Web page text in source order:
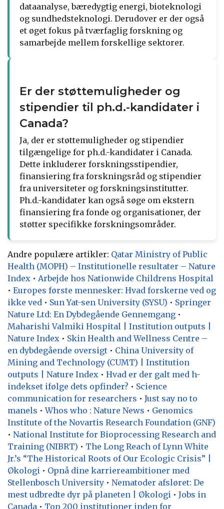
dataanalyse, bæredygtig energi, bioteknologi
og sundhedsteknologi. Derudover er der også
et øget fokus på tværfaglig forskning og
samarbejde mellem forskellige sektorer.
Er der støttemuligheder og
stipendier til ph.d.-kandidater i
Canada?
Ja, der er støttemuligheder og stipendier
tilgængelige for ph.d.-kandidater i Canada.
Dette inkluderer forskningsstipendier,
finansiering fra forskningsråd og stipendier
fra universiteter og forskningsinstitutter.
Ph.d.-kandidater kan også søge om ekstern
finansiering fra fonde og organisationer, der
støtter specifikke forskningsområder.
Andre populære artikler: Qatar Ministry of Public
Health (MOPH) – Institutionelle resultater – Nature
Index • Arbejde hos Nationwide Childrens Hospital
• Europes første mennesker: Hvad forskerne ved og
ikke ved • Sun Yat-sen University (SYSU) • Springer
Nature Ltd: En Dybdegående Gennemgang •
Maharishi Valmiki Hospital | Institution outputs |
Nature Index • Skin Health and Wellness Centre –
en dybdegående oversigt • China University of
Mining and Technology (CUMT) | Institution
outputs | Nature Index • Hvad er der galt med h-
indekset ifølge dets opfinder? • Science
communication for researchers • Just say no to
manels •Whos who : Nature News • Genomics
Institute of the Novartis Research Foundation (GNF)
• National Institute for Bioprocessing Research and
Training (NIBRT) • The Long Reach of Lynn White
Jr.’s “The Historical Roots of Our Ecologic Crisis” |
Økologi • Opnå dine karriereambitioner med
Stellenbosch University • Nematoder afsløret: De
mest udbredte dyr på planeten | Økologi • Jobs in
Canada • Top 200 institutioner inden for